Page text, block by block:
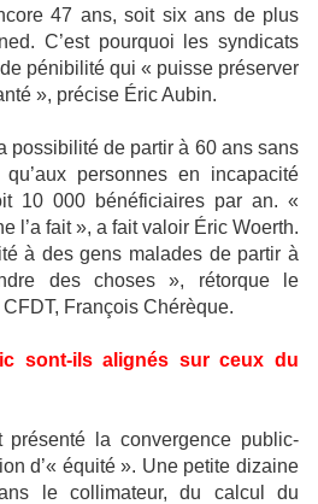
47 ans, soit six ans de plus
C’est pourquoi les syndicats
pénibilité qui « puisse préserver
», précise Éric Aubin.
possibilité de partir à 60 ans sans
personnes en incapacité
10 000 bénéficiaires par an. «
l’a fait », a fait valoir Éric Woerth.
à des gens malades de partir à
des choses », rétorque le
François Chérèque.
sont-ils alignés sur ceux du
présenté la convergence public-
d’« équité ». Une petite dizaine
le collimateur, du calcul du